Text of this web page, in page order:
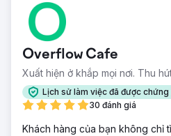
Overflow Cafe
Xuất hiện ở khắp mọi nơi. Thu
Lịch sử làm việc đã được chứng
30 đánh giá
Khách hàng của bạn không chỉ